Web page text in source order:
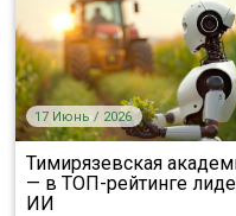
17 Июнь / 2026
Тимирязевская
— в ТОП-рейтинге
ИИ